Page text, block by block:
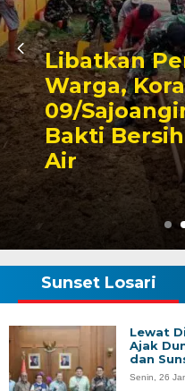
hingga
1406-
Gelar Kerja
Saluran
Sunset Losari
Lewat
Ajak
dan
Senin, 26